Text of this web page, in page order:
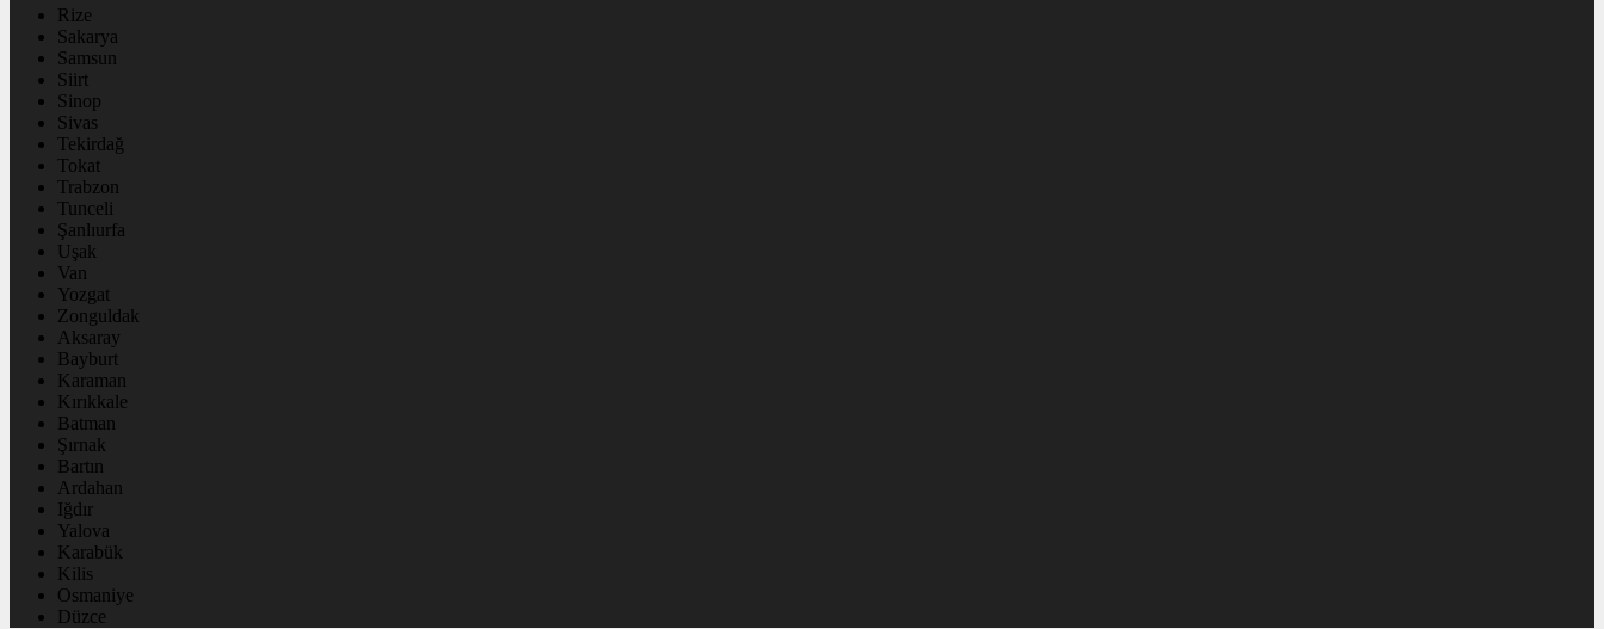
Rize
Sakarya
Samsun
Siirt
Sinop
Sivas
Tekirdağ
Tokat
Trabzon
Tunceli
Şanlıurfa
Uşak
Van
Yozgat
Zonguldak
Aksaray
Bayburt
Karaman
Kırıkkale
Batman
Şırnak
Bartın
Ardahan
Iğdır
Yalova
Karabük
Kilis
Osmaniye
Düzce